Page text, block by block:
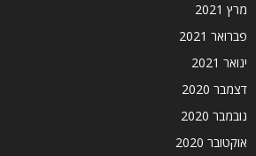
מרץ 2021
פברואר 2021
ינואר 2021
דצמבר 2020
נובמבר 2020
אוקטובר 2020